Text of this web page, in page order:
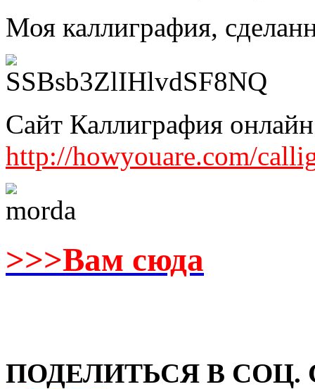
Моя каллиграфия,
Сайт Каллиграфия
http://howyouare.com/
>>>Вам сюда
ПОДЕЛИТЬСЯ В СОЦ.